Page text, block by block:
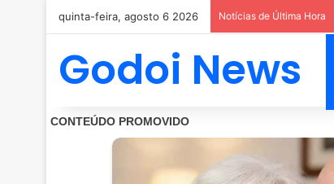
quinta-feira, agosto 6 2026 Notícias de Última Hora
Godoi News